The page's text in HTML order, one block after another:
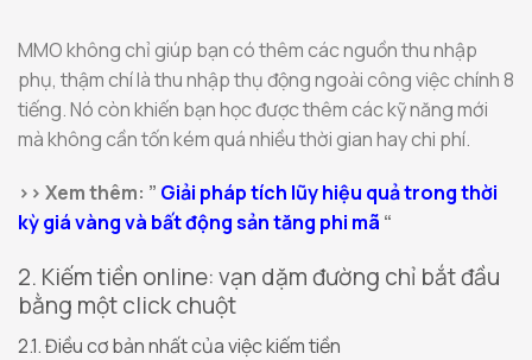
MMO không chỉ giúp bạn có thêm các nguồn thu nhập
phụ, thậm chí là thu nhập thụ động ngoài công việc chính 8
tiếng. Nó còn khiến bạn học được thêm các kỹ năng mới
mà không cần tốn kém quá nhiều thời gian hay chi phí.
>> Xem thêm: ” Giải pháp tích lũy hiệu quả trong thời
kỳ giá vàng và bất động sản tăng phi mã “
2. Kiếm tiền online: vạn dặm đường chỉ bắt đầu
bằng một click chuột
2.1. Điều cơ bản nhất của việc kiếm tiền